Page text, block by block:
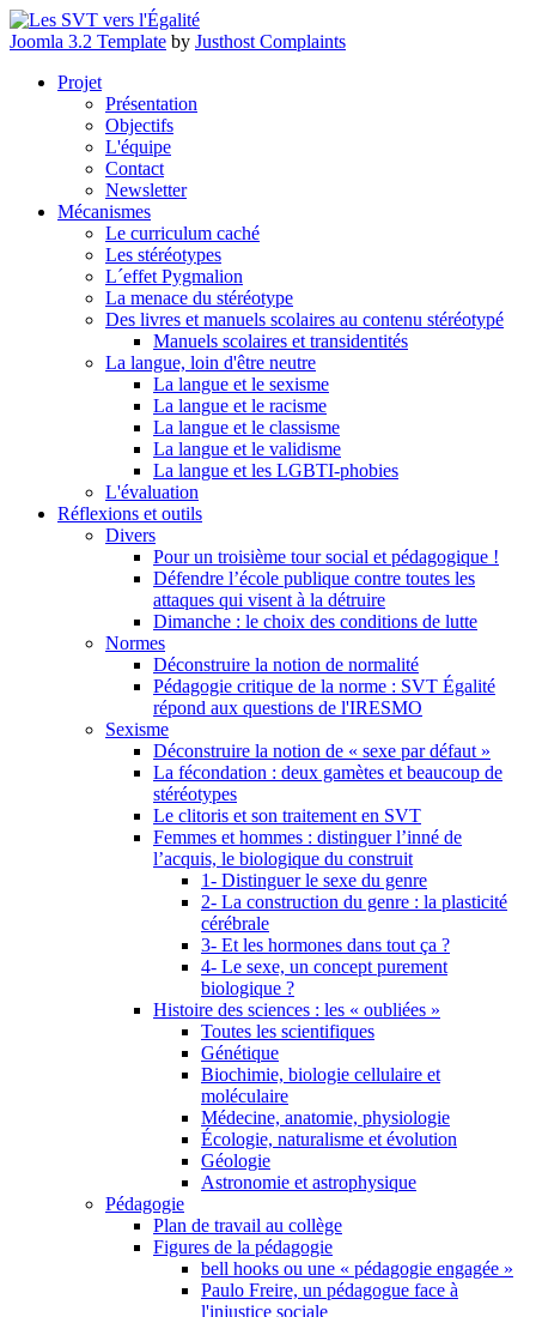
Joomla 3.2 Template by Justhost Complaints
Projet
Présentation
Objectifs
L'équipe
Contact
Newsletter
Mécanismes
Le curriculum caché
Les stéréotypes
L´effet Pygmalion
La menace du stéréotype
Des livres et manuels scolaires au contenu stéréotypé
Manuels scolaires et transidentités
La langue, loin d'être neutre
La langue et le sexisme
La langue et le racisme
La langue et le classisme
La langue et le validisme
La langue et les LGBTI-phobies
L'évaluation
Réflexions et outils
Divers
Pour un troisième tour social et pédagogique !
Défendre l’école publique contre toutes les
attaques qui visent à la détruire
Dimanche : le choix des conditions de lutte
Normes
Déconstruire la notion de normalité
Pédagogie critique de la norme : SVT Égalité
répond aux questions de l'IRESMO
Sexisme
Déconstruire la notion de « sexe par défaut »
La fécondation : deux gamètes et beaucoup de
stéréotypes
Le clitoris et son traitement en SVT
Femmes et hommes : distinguer l’inné de
l’acquis, le biologique du construit
1- Distinguer le sexe du genre
2- La construction du genre : la plasticité
cérébrale
3- Et les hormones dans tout ça ?
4- Le sexe, un concept purement
biologique ?
Histoire des sciences : les « oubliées »
Toutes les scientifiques
Génétique
Biochimie, biologie cellulaire et
moléculaire
Médecine, anatomie, physiologie
Écologie, naturalisme et évolution
Géologie
Astronomie et astrophysique
Pédagogie
Plan de travail au collège
Figures de la pédagogie
bell hooks ou une « pédagogie engagée »
Paulo Freire, un pédagogue face à
l'injustice sociale